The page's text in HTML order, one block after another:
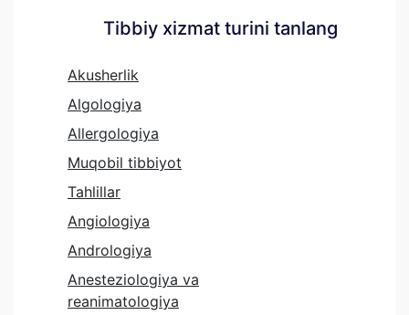
Tibbiy xizmat turini tanlang
Akusherlik
Algologiya
Allergologiya
Muqobil tibbiyot
Tahlillar
Angiologiya
Andrologiya
Anesteziologiya va
reanimatologiya